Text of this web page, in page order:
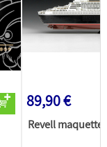
89,90 €
Revell maquette